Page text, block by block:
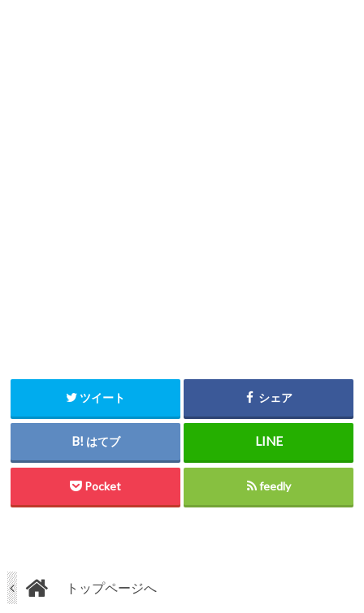
ツイート シェア
はてブ
Pocket feedly
トップページへ